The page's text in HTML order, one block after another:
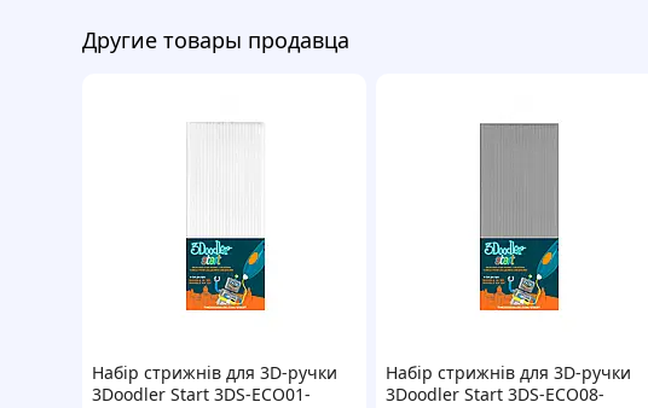
Другие товары продавца
Набір стрижнів для 3D-ручки
3Doodler Start 3DS-ECO01-
Набір стрижнів для 3D-ручки
3Doodler Start 3DS-ECO08-